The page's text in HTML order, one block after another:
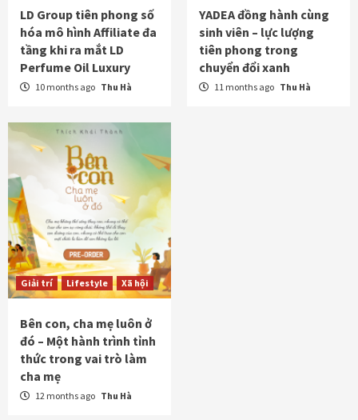
LD Group tiên phong số
hóa mô hình Affiliate đa
tầng khi ra mắt LD
Perfume Oil Luxury
10 months ago Thu Hà
YADEA đồng hành cùng
sinh viên – lực lượng
tiên phong trong
chuyển đổi xanh
11 months ago Thu Hà
Giải trí Lifestyle Xã hội
Bên con, cha mẹ luôn ở
đó – Một hành trình tỉnh
thức trong vai trò làm
cha mẹ
12 months ago Thu Hà